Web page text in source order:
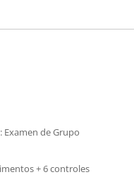
:Examen de Grupo
+ 6 controles